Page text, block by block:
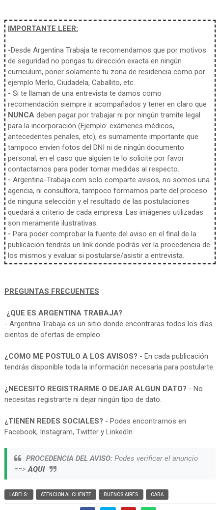
IMPORTANTE LEER:
-Desde Argentina Trabaja te recomendamos que por motivos
de seguridad no pongas tu dirección exacta en ningún
curriculum, poner solamente tu zona de residencia como por
ejemplo Merlo, Ciudadela, Caballito, etc.
- Si te llaman de una entrevista te damos como
recomendación siempre ir acompañados y tener en claro que
NUNCAdeben pagar por trabajar ni por ningún tramite legal
para la incorporación (Ejemplo: exámenes médicos,
antecedentes penales, etc), es sumamente importante que
tampoco envíen fotos del DNI ni de ningún documento
personal, en el caso que alguien te lo solicite por favor
contactarnos para poder tomar medidas al respecto.
- Argentina-Trabaja.com solo comparte avisos, no somos una
agencia, ni consultora, tampoco formamos parte del proceso
de ninguna selección y el resultado de las postulaciones
quedará a criterio de cada empresa. Las imágenes utilizadas
son meramente ilustrativas.
- Para poder comprobar la fuente del aviso en el final de la
publicación tendrás un link donde podrás ver la procedencia de
los mismos y evaluar si postularse/asistir a entrevista.
PREGUNTAS FRECUENTES
¿QUE ES ARGENTINA TRABAJA?
- Argentina Trabaja es un sitio donde encontraras todos los días
cientos de ofertas de empleo.
¿COMO ME POSTULO A LOS AVISOS? - En cada publicación
tendrás disponible toda la información necesaria para postularte.
¿NECESITO REGISTRARME O DEJAR ALGUN DATO? - No
necesitas registrarte ni dejar ningún tipo de dato.
¿TIENEN REDES SOCIALES? - Podes encontrarnos en
Facebook, Instagram, Twitter y LinkedIn
PROCEDENCIA DEL AVISO:Podes verificar el anuncio
==>AQUI
LABELS: ATENCION AL CLIENTE BUENOS AIRES CABA